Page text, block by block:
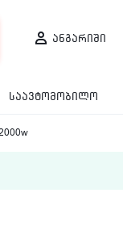
ანგარიში
საავტომობილო